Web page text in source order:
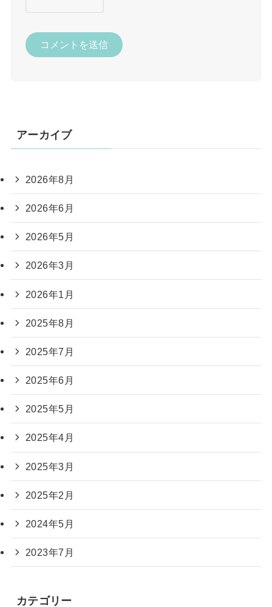
アーカイブ
2026年8月
2026年6月
2026年5月
2026年3月
2026年1月
2025年8月
2025年7月
2025年6月
2025年5月
2025年4月
2025年3月
2025年2月
2024年5月
2023年7月
カテゴリー